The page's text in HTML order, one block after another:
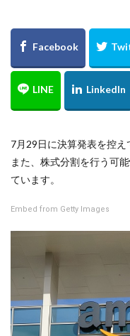
7月29日に決算発表を控
また、株式分割を行う可
ています。
Embed from Getty Images